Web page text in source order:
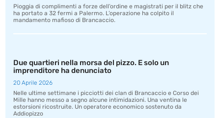
Pioggia di complimenti a forze dell’ordine e magistrati per il blitz che
ha portato a 32 fermi a Palermo. L’operazione ha colpito il
mandamento mafioso di Brancaccio.
Due quartieri nella morsa del pizzo. E solo un
imprenditore ha denunciato
20 Aprile 2026
Nelle ultime settimane i picciotti dei clan di Brancaccio e Corso dei
Mille hanno messo a segno alcune intimidazioni. Una ventina le
estorsioni ricostruite. Un operatore economico sostenuto da
Addiopizzo